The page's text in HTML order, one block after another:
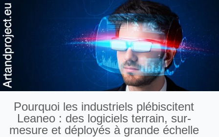
Pourquoi les industriels plébiscitent
Leaneo : des logiciels terrain, sur-
mesure et déployés à grande échelle